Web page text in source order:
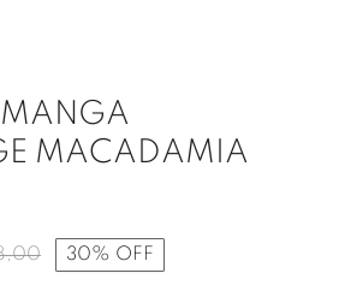
MANGA
MACADAMIA
,00 30% OFF